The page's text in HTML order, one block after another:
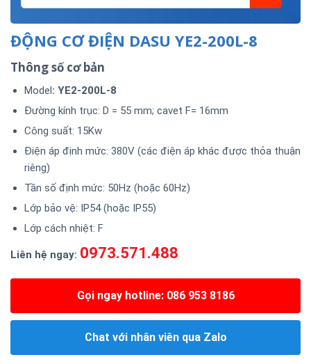
ĐỘNG CƠ ĐIỆN DASU YE2-200L-8
Thông số cơ bản
Model: YE2-200L-8
Đường kính trục: D = 55 mm; cavet F= 16mm
Công suất: 15Kw
Điện áp định mức: 380V (các điện áp khác được thỏa thuận
riêng)
Tần số định mức: 50Hz (hoặc 60Hz)
Lớp bảo vệ: IP54 (hoặc IP55)
Lớp cách nhiệt: F
Liên hệ ngay: 0973.571.488
Gọi ngay hotline: 086 953 8186
Chat với nhân viên qua Zalo